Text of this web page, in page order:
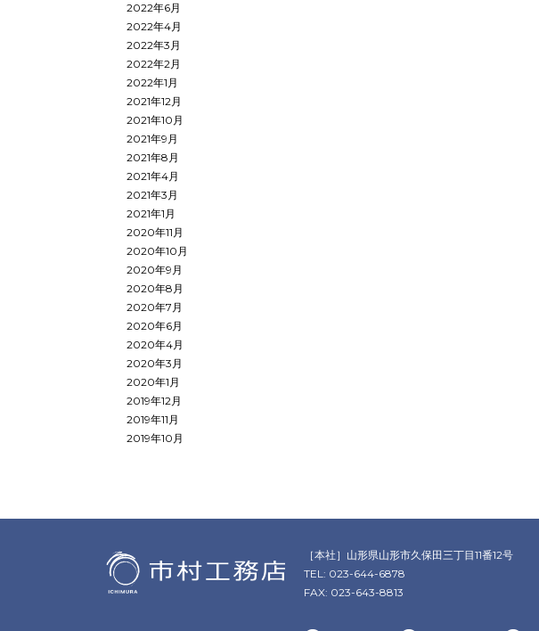
2022年6月
2022年4月
2022年3月
2022年2月
2022年1月
2021年12月
2021年10月
2021年9月
2021年8月
2021年4月
2021年3月
2021年1月
2020年11月
2020年10月
2020年9月
2020年8月
2020年7月
2020年6月
2020年4月
2020年3月
2020年1月
2019年12月
2019年11月
2019年10月
［本社］ 山形県山形市久保田三丁目11番12号
TEL: 023-644-6878
FAX: 023-643-8813